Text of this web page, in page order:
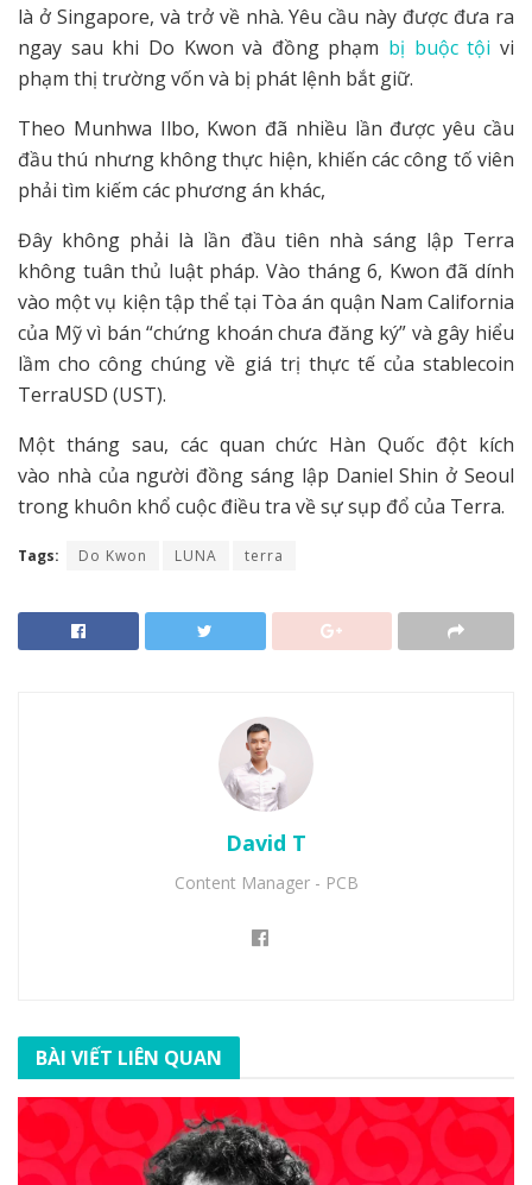
là ở Singapore, và trở về nhà. Yêu cầu này được đưa ra
ngay sau khi Do Kwon và đồng phạm bị buộc tội vi
phạm thị trường vốn và bị phát lệnh bắt giữ.
Theo Munhwa Ilbo, Kwon đã nhiều lần được yêu cầu
đầu thú nhưng không thực hiện, khiến các công tố viên
phải tìm kiếm các phương án khác,
Đây không phải là lần đầu tiên nhà sáng lập Terra
không tuân thủ luật pháp. Vào tháng 6, Kwon đã dính
vào một vụ kiện tập thể tại Tòa án quận Nam California
của Mỹ vì bán “chứng khoán chưa đăng ký” và gây hiểu
lầm cho công chúng về giá trị thực tế của stablecoin
TerraUSD (UST).
Một tháng sau, các quan chức Hàn Quốc đột kích
vào nhà của người đồng sáng lập Daniel Shin ở Seoul
trong khuôn khổ cuộc điều tra về sự sụp đổ của Terra.
Tags: Do Kwon LUNA terra
David T
Content Manager - PCB
BÀI VIẾT LIÊN QUAN